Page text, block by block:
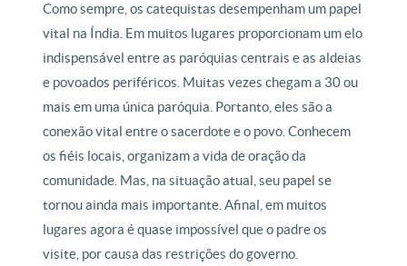
Como sempre, os catequistas desempenham um papel
vital na Índia. Em muitos lugares proporcionam um elo
indispensável entre as paróquias centrais e as aldeias
e povoados periféricos. Muitas vezes chegam a 30 ou
mais em uma única paróquia. Portanto, eles são a
conexão vital entre o sacerdote e o povo. Conhecem
os fiéis locais, organizam a vida de oração da
comunidade. Mas, na situação atual, seu papel se
tornou ainda mais importante. Afinal, em muitos
lugares agora é quase impossível que o padre os
visite, por causa das restrições do governo.